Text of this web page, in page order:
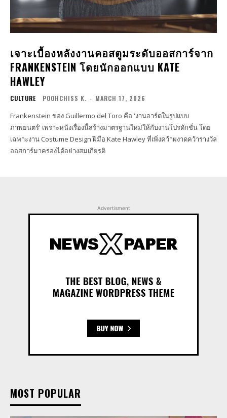
เจาะเบื้องหลังงานคอสตูมระดับออสการ์จาก
FRANKENSTEIN โดยนักออกแบบ KATE
HAWLEY
CULTURE POOHCHISS K. - MARCH 17, 2026
Frankenstein ของ Guillermo del Toro คือ 'งานอาร์ตในรูปแบบ
ภาพยนตร์' เพราะหนังเรื่องนี้สร้างมาตรฐานใหม่ให้กับงานโปรดักชั่น โดย
เฉพาะงาน Costume Design ฝีมือ Kate Hawley ที่เพิ่งคว้าผงาดคว้ารางวัล
ออสการ์มาครองได้อย่างสมเกียรติ
Advertisment
MOST POPULAR